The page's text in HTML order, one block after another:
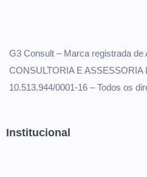
G3 Consult – Marca registrada de
CONSULTORIA E ASSESSORIA
10.513.944/0001-16 – Todos os
Institucional